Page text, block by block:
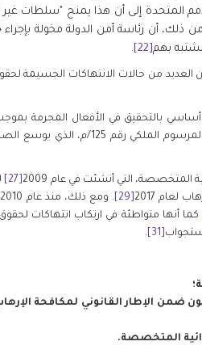
المتحدة إلى أن هذا يمنح "سلطات
ذلك، أن رئاسة أمن الدولة مخولة
بهم
.
. والأهم من ذلك، أن قانون مكافحة الإرهاب
المتخصصة، التي أنشئت في عام 2009 [27]
2017
[29]
كما أنها متواطئة في ارتكاب انتهاكات
[31]
.
ضمن الإطار القانوني لمكافحة
المتخصصة.